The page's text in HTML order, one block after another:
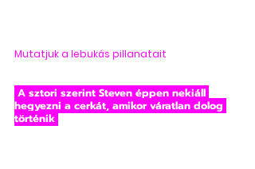
Mutatjuk a lebukás pillanatait
hegyezni a cerkát, amikor váratlan dolog
történik